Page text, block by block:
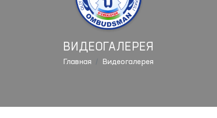
ВИДЕОГАЛЕРЕЯ
Главная Видеогалерея